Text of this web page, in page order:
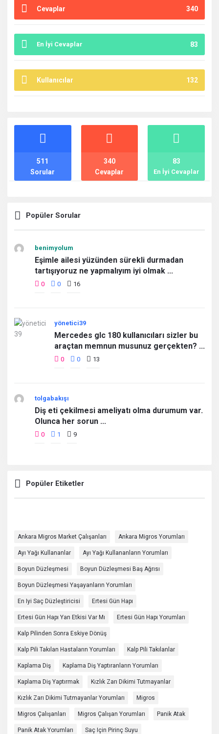
Cevaplar 340
En İyi Cevaplar 83
Kullanıcılar 132
İstatistikler
Sorular
511
Cevaplar
340
En İyi Cevaplar
83
Popüler Sorular
benimyolum
Eşimle ailesi yüzünden sürekli durmadan
tartışıyoruz ne yapmalıyım iyi olmak ...
0 0 16
yönetici39
Mercedes glc 180 kullanıcıları sizler bu
araçtan memnun musunuz gerçekten? ...
0 0 13
tolgabakışı
Diş eti çekilmesi ameliyatı olma durumum var.
Olunca her sorun ...
0 1 9
Popüler Etiketler
Ankara Migros Market Çalışanları Ankara Migros Yorumları
Ayı Yağı Kullananlar Ayı Yağı Kullananların Yorumları
Boyun Düzleşmesi Boyun Düzleşmesi Baş Ağrısı
Boyun Düzleşmesi Yaşayanların Yorumları
En Iyi Saç Düzleştiricisi Ertesi Gün Hapı
Ertesi Gün Hapı Yan Etkisi Var Mı Ertesi Gün Hapı Yorumları
Kalp Pilinden Sonra Eskiye Dönüş
Kalp Pili Takılan Hastaların Yorumları Kalp Pili Takılanlar
Kaplama Diş Kaplama Diş Yaptıranların Yorumları
Kaplama Diş Yaptırmak Kızlık Zarı Dikimi Tutmayanlar
Kızlık Zarı Dikimi Tutmayanlar Yorumları Migros
Migros Çalışanları Migros Çalışan Yorumları Panik Atak
Panik Atak Yorumları Saç Için Pirinç Suyu